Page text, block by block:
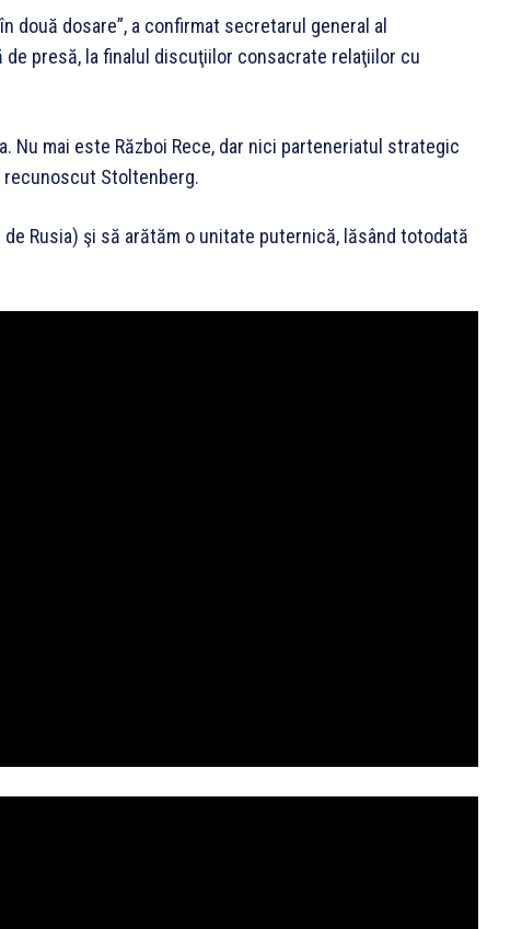
două dosare”, a confirmat secretarul general al
presă, la finalul discuţiilor consacrate relaţiilor cu
Nu mai este Război Rece, dar nici parteneriatul strategic
recunoscut Stoltenberg.
Rusia) şi să arătăm o unitate puternică, lăsând totodată